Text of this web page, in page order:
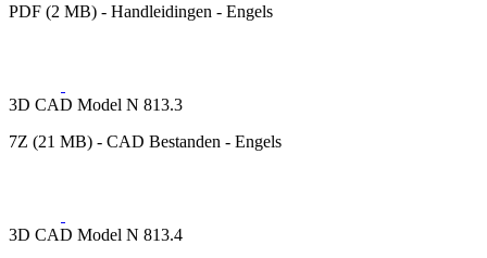
PDF (2 MB) - Handleidingen - Engels
3D CAD Model N 813.3
7Z (21 MB) - CAD Bestanden - Engels
3D CAD Model N 813.4